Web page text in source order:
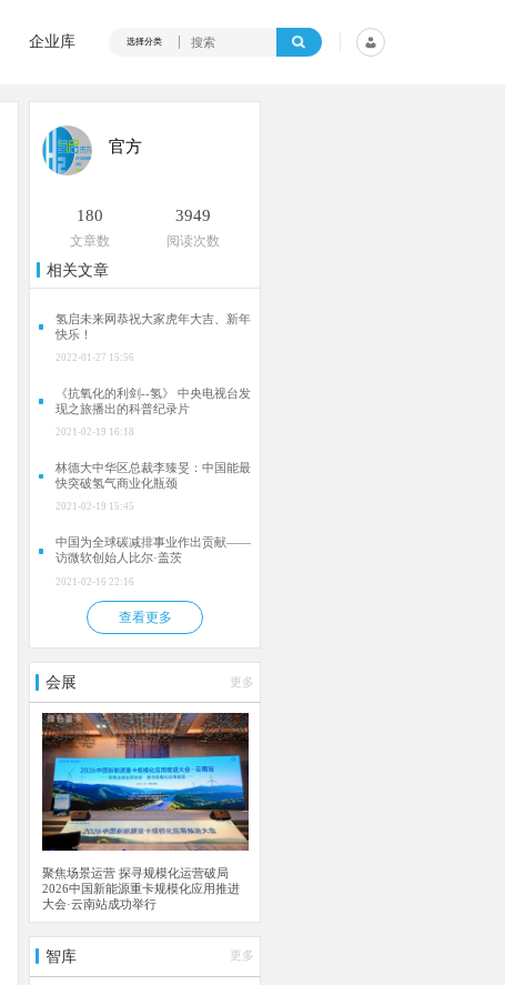
企业库 选择分类
官方
180
文章数
3949
阅读次数
相关文章
氢启未来网恭祝大家虎年大吉、新年
快乐！
2022-01-27 15:56
《抗氧化的利剑--氢》 中央电视台发
现之旅播出的科普纪录片
2021-02-19 16:18
林德大中华区总裁李臻旻：中国能最
快突破氢气商业化瓶颈
2021-02-19 15:45
中国为全球碳减排事业作出贡献——
访微软创始人比尔·盖茨
2021-02-16 22:16
查看更多
会展 更多
聚焦场景运营 探寻规模化运营破局
2026中国新能源重卡规模化应用推进
大会·云南站成功举行
智库 更多